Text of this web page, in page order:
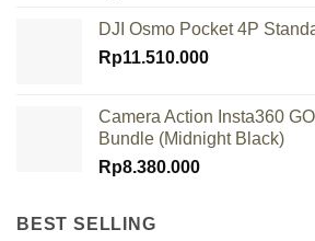
DJI Osmo Pocket 4P
Rp11.510.000
Camera Action Insta360
Bundle (Midnight Black)
Rp8.380.000
BEST SELLING